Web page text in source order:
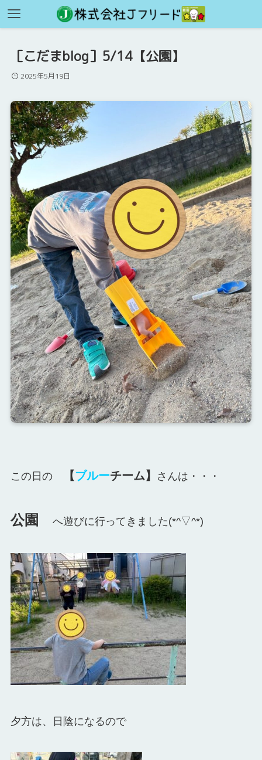
［こだまblog］5/14【公園】
2025年5月19日
この日の 【ブルーチーム】 さんは・・・
公園 へ遊びに行ってきました(*^▽^*)
夕方は、日陰になるので